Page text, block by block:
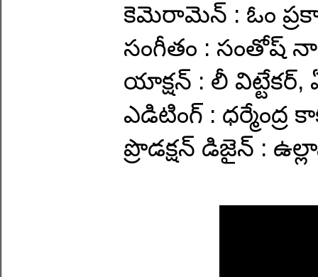
కెమెరామెన్ : ఓం
సంగీతం : సంతోష్
యాక్షన్ : లీ
ఎడిటింగ్ : ధర్మేంద్ర
ప్రొడక్షన్ డిజైన్ :